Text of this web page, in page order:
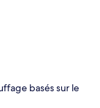
basés sur le